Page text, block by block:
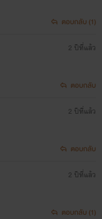
ตอบกลับ (1)
2 ปีที่แล้ว
ตอบกลับ
2 ปีที่แล้ว
ตอบกลับ
2 ปีที่แล้ว
ตอบกลับ (1)